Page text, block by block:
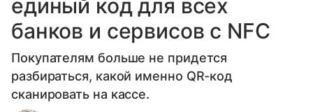
единый код для всех
банков и сервисов с NFC
Покупателям больше не придется
разбираться, какой именно QR-код
сканировать на кассе.